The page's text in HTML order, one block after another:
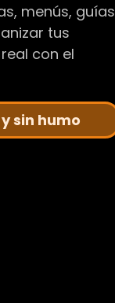
menús, guías
tus
con el
sin humo